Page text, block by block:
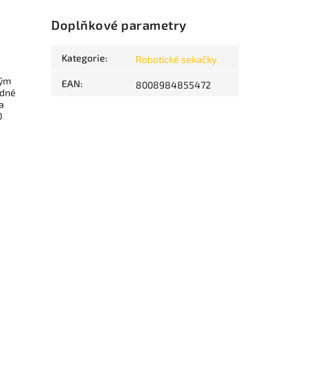
Doplňkové parametry
Kategorie: Robotické sekačky
EAN: 8008984855472